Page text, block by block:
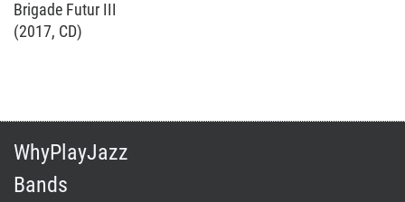
Brigade Futur III
(2017, CD)
WhyPlayJazz
Bands